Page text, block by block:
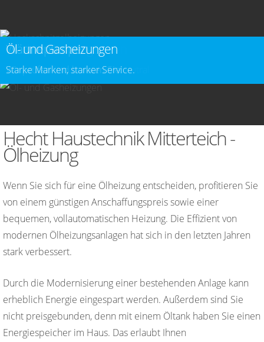
Hackschnitzelheizungen
Wir beraten, planen & montieren.
Stückholzheizungen
modern, effizient und klimaneutral
Wärmepumpen
Wir prüfen und beraten Sie.
Öl- und Gasheizungen
Starke Marken, starker Service.
Hecht Haustechnik Mitterteich -
Ölheizung
Wenn Sie sich für eine Ölheizung entscheiden, profitieren Sie
von einem günstigen Anschaffungspreis sowie einer
bequemen, vollautomatischen Heizung. Die Effizient von
modernen Ölheizungsanlagen hat sich in den letzten Jahren
stark verbessert.
Durch die Modernisierung einer bestehenden Anlage kann
erheblich Energie eingespart werden. Außerdem sind Sie
nicht preisgebunden, denn mit einem Öltank haben Sie einen
Energiespeicher im Haus. Das erlaubt Ihnen